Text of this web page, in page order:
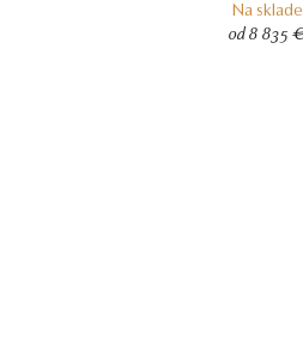
Na sklade
od 8 835